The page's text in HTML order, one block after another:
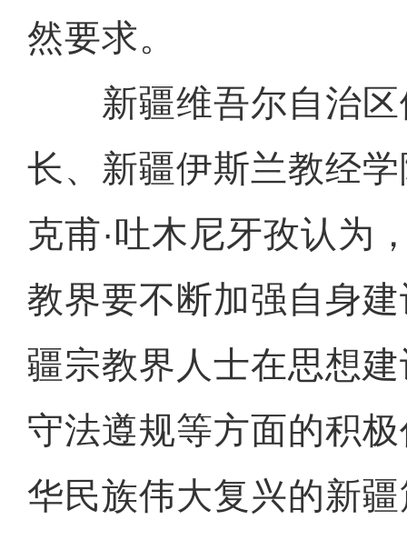
然要求。
新疆维吾尔自治区
长、新疆伊斯兰教经
克甫·吐木尼牙孜认为
教界要不断加强自身
疆宗教界人士在思想
守法遵规等方面的积
华民族伟大复兴的新